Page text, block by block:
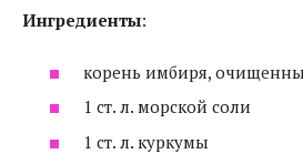
Ингредиенты:
корень имбиря,
1 ст. л. морской соли
1 ст. л. куркумы